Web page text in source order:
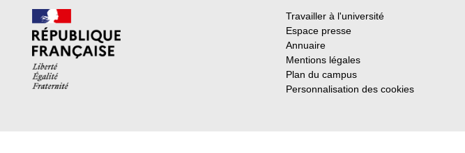
Travailler à l'université
Espace presse
Annuaire
Mentions légales
Plan du campus
Personnalisation des cookies